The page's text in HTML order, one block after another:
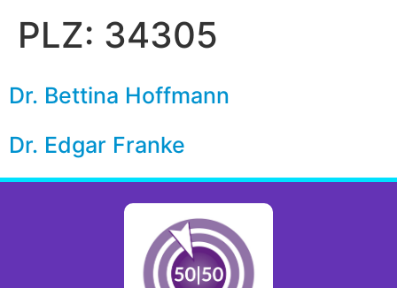
PLZ: 34305
Dr. Bettina Hoffmann
Dr. Edgar Franke